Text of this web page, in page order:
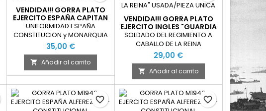
VENDIDA!!! GORRA PLATO
EJERCITO ESPAÑA CAPITAN
MONARQUIA
UNIFORMIDAD ESPAÑA
CONSTITUCION y MONARQUIA
35,00 €
 Añadir al carrito
VENDIDA!!! GORRA PLATO
EJERCITO INGLES "GUARDIA
A CABALLO DE LA REINA"
USADA
SOLDADO DEL REGIMIENTO A
CABALLO DE LA REINA
29,00 €
 Añadir al carrito
favorite_border favorite_border